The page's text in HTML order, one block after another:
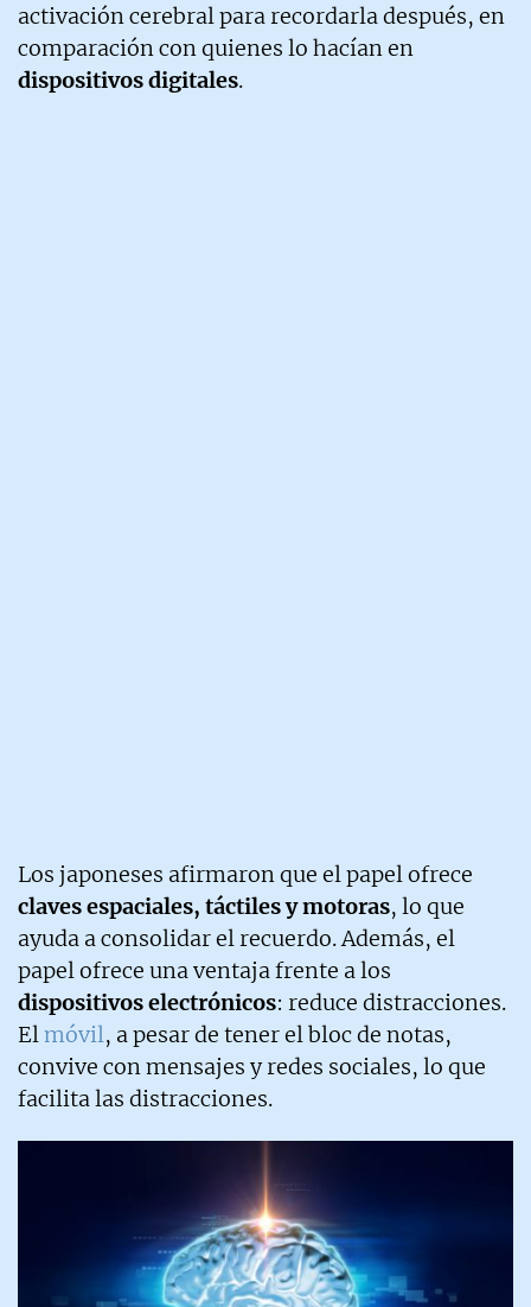
activación cerebral para recordarla después, en
comparación con quienes lo hacían en
dispositivos digitales.
Los japoneses afirmaron que el papel ofrece
claves espaciales, táctiles y motoras, lo que
ayuda a consolidar el recuerdo. Además, el
papel ofrece una ventaja frente a los
dispositivos electrónicos: reduce distracciones.
Elmóvil, a pesar de tener el bloc de notas,
convive con mensajes y redes sociales, lo que
facilita las distracciones.